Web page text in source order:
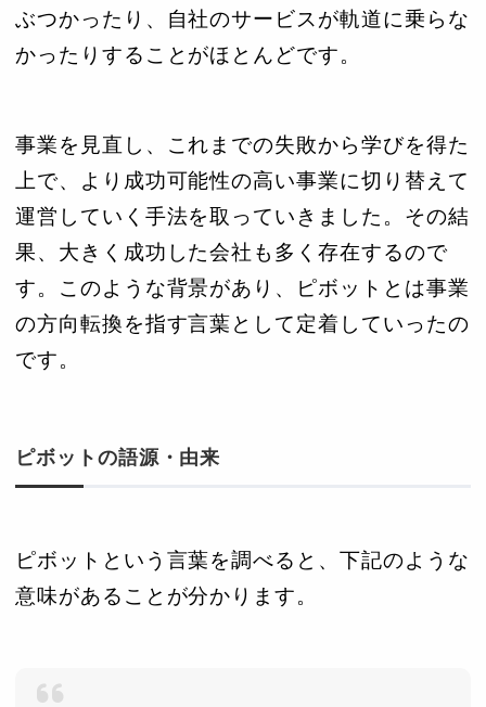
ぶつかったり、自社のサービスが軌道に乗らな
かったりすることがほとんどです。
事業を見直し、これまでの失敗から学びを得た
上で、より成功可能性の高い事業に切り替えて
運営していく手法を取っていきました。その結
果、大きく成功した会社も多く存在するので
す。このような背景があり、ピボットとは事業
の方向転換を指す言葉として定着していったの
です。
ピボットの語源・由来
ピボットという言葉を調べると、下記のような
意味があることが分かります。